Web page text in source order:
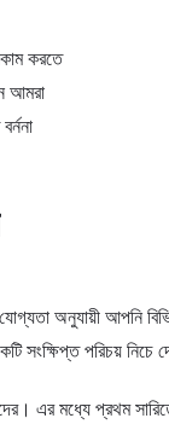
করতে
আমরা
অনুযায়ী আপনি
সংক্ষিপ্ত পরিচয় নিচে
এর মধ্যে প্রথম